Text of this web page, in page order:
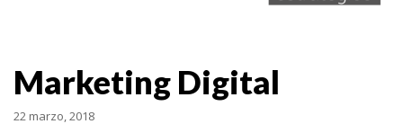
Marketing Digital
22 marzo, 2018